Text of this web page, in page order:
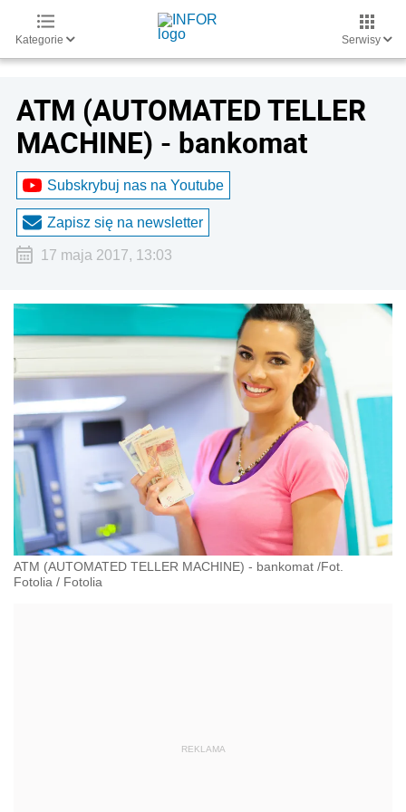
Kategorie Serwisy
ATM (AUTOMATED TELLER
MACHINE) - bankomat
Subskrybuj nas na Youtube
Zapisz się na newsletter
17 maja 2017, 13:03
ATM (AUTOMATED TELLER MACHINE) - bankomat /Fot.
Fotolia / Fotolia